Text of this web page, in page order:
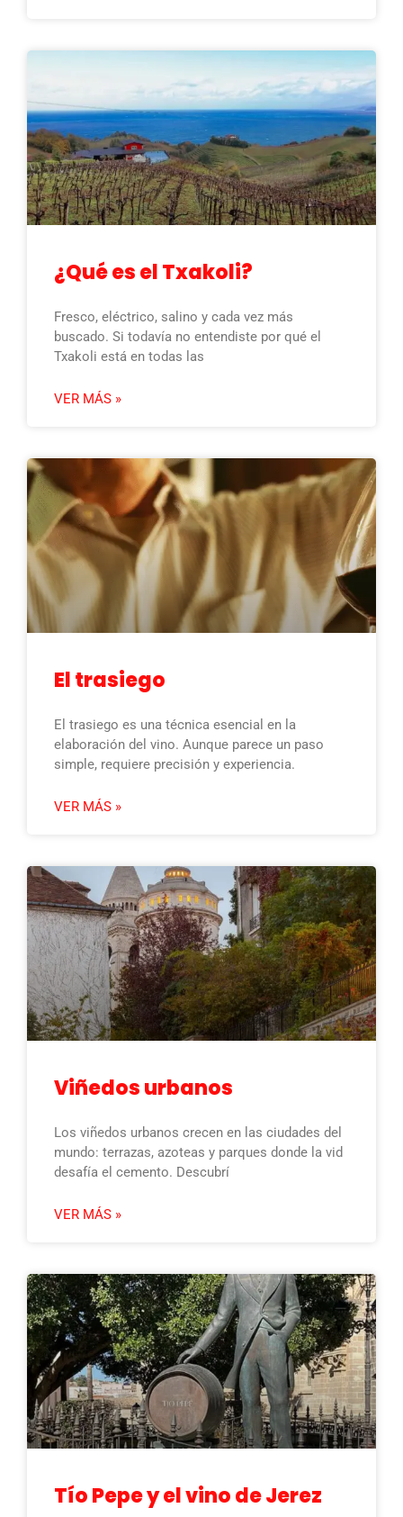
¿Qué es el Txakoli?
Fresco, eléctrico, salino y cada vez más
buscado. Si todavía no entendiste por qué el
Txakoli está en todas las
VER MÁS »
El trasiego
El trasiego es una técnica esencial en la
elaboración del vino. Aunque parece un paso
simple, requiere precisión y experiencia.
VER MÁS »
Viñedos urbanos
Los viñedos urbanos crecen en las ciudades del
mundo: terrazas, azoteas y parques donde la vid
desafía el cemento. Descubrí
VER MÁS »
Tío Pepe y el vino de Jerez